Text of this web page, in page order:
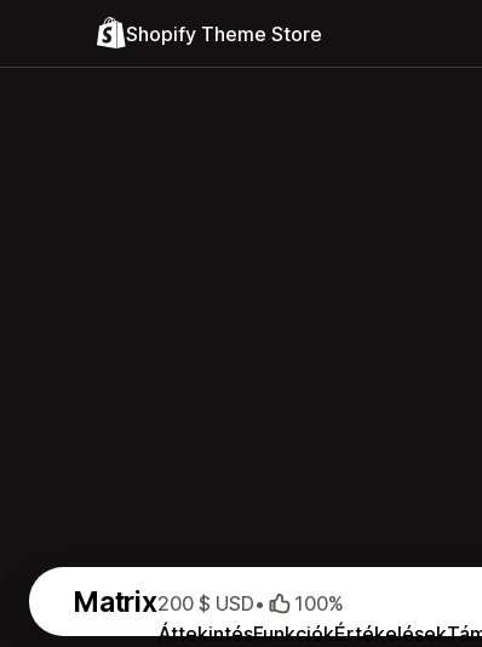
Shopify Theme Store
Matrix
ÁttekintésFunkciókÉrtékelések
200 $ USD• 100%